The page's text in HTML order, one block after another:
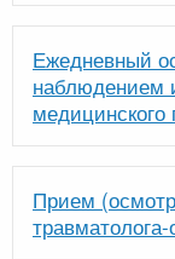
Ежедневный
наблюдением
медицинского
Прием